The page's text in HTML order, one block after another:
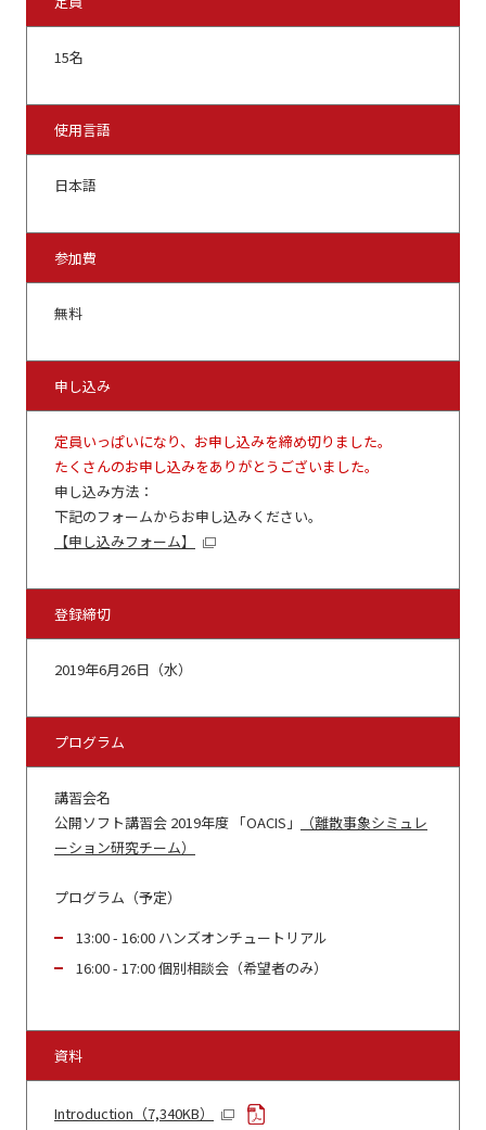
15名
使用言語
日本語
参加費
無料
申し込み
定員いっぱいになり、お申し込みを締め切りました。
たくさんのお申し込みをありがとうございました。
申し込み方法：
下記のフォームからお申し込みください。
【申し込みフォーム】
登録締切
2019年6月26日（水）
プログラム
講習会名
公開ソフト講習会 2019年度 「OACIS」
（離散事象シミュレ
ーション研究チーム）
プログラム（予定）
13:00 - 16:00 ハンズオンチュートリアル
16:00 - 17:00 個別相談会（希望者のみ）
資料
Introduction（7,340KB）